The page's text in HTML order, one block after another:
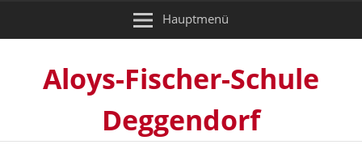
Hauptmenü
Aloys-Fischer-Schule
Deggendorf